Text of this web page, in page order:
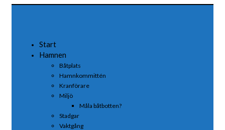
Start
Hamnen
Båtplats
Hamnkommittén
Kranförare
Miljö
Måla båtbotten?
Stadgar
Vaktgång